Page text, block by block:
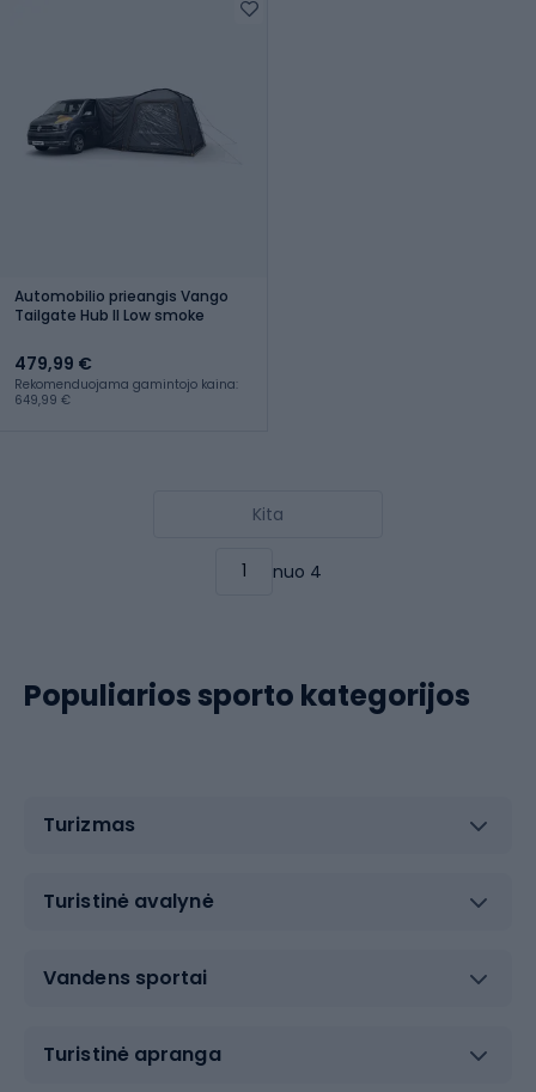
Automobilio prieangis Vango
Tailgate Hub II Low smoke
479,99 €
Rekomenduojama gamintojo kaina:
649,99 €
Kita
nuo 4
Populiarios sporto kategorijos
Turizmas
Turistinė avalynė
Vandens sportai
Turistinė apranga